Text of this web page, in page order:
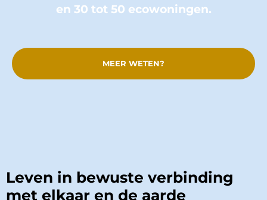
en 30 tot 50 ecowoningen.
MEER WETEN?
Leven in bewuste verbinding
met elkaar en de aarde